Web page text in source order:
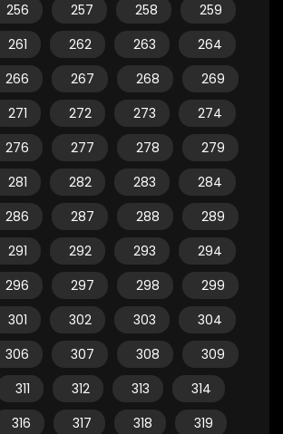
256 257 258
259
261 262 263
264
266 267 268
269
271 272 273
274
276 277 278
279
281 282 283
284
286 287 288
289
291 292 293
294
296 297 298
299
301 302 303
304
306 307 308
309
311 312 313
314
316 317 318
319